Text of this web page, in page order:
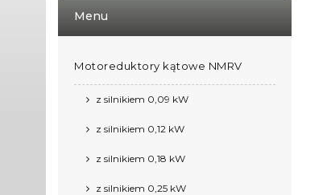
Menu
Motoreduktory kątowe NMRV
z silnikiem 0,09 kW
z silnikiem 0,12 kW
z silnikiem 0,18 kW
z silnikiem 0,25 kW